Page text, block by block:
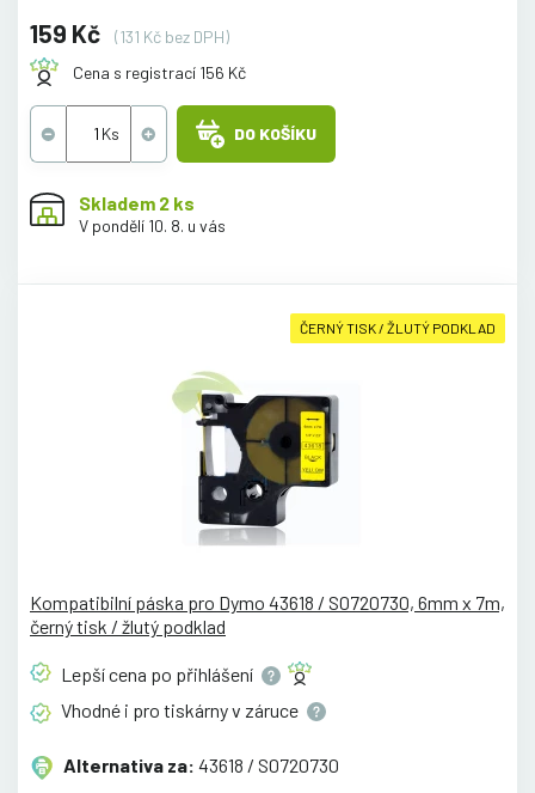
159 Kč
(131 Kč bez DPH)
Cena s registrací 156 Kč
DO KOŠÍKU
Skladem 2 ks
V pondělí 10. 8. u vás
ČERNÝ TISK / ŽLUTÝ PODKLAD
Kompatibilní páska pro Dymo 43618 / S0720730, 6mm x 7m,
černý tisk / žlutý podklad
Lepší cena po přihlášení
Vhodné i pro tiskárny v záruce
Alternativa za: 43618 / S0720730